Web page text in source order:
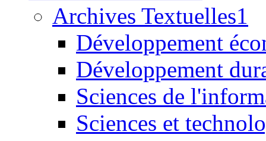
Archives Textuelles1
Développement
Développement
Sciences de
Sciences et